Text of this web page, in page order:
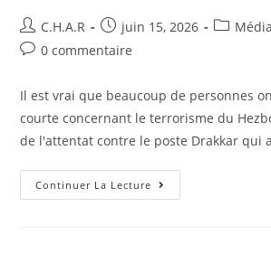
C.H.A.R juin 15, 2026
Média
0 commentaire
Il est vrai que beaucoup de personnes
courte concernant le terrorisme du
de l'attentat contre le poste Drakkar qui
Continuer La Lecture